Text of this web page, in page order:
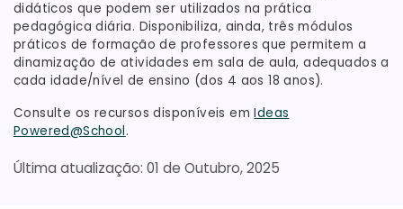
didáticos que podem ser utilizados na prática
pedagógica diária. Disponibiliza, ainda, três módulos
práticos de formação de professores que permitem a
dinamização de atividades em sala de aula, adequados a
cada idade/nível de ensino (dos 4 aos 18 anos).
Consulte os recursos disponíveis emIdeas
Powered@School.
01 de Outubro, 2025